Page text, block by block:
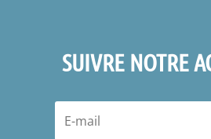
SUIVRE NOTRE